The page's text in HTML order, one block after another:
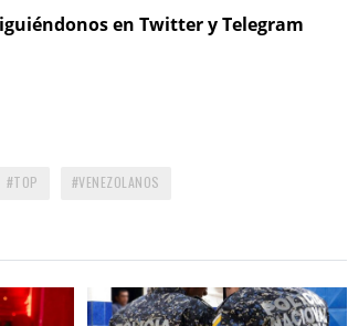
en Twitter y Telegram
TOP VENEZOLANOS